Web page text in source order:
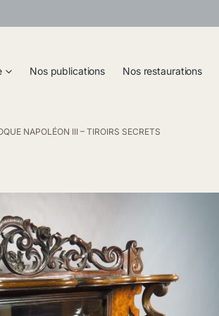
Nos publications Nos restaurations
NAPOLÉON III – TIROIRS SECRETS